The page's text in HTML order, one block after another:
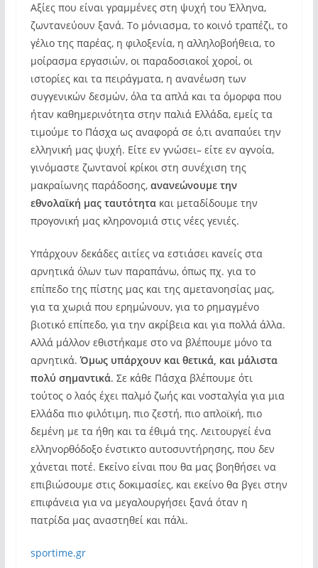
Αξίες που είναι γραμμένες στη ψυχή του Έλληνα,
ζωντανεύουν ξανά. Το μόνιασμα, το κοινό τραπέζι, το
γέλιο της παρέας, η φιλοξενία, η αλληλοβοήθεια, το
μοίρασμα εργασιών, οι παραδοσιακοί χοροί, οι
ιστορίες και τα πειράγματα, η ανανέωση των
συγγενικών δεσμών, όλα τα απλά και τα όμορφα που
ήταν καθημερινότητα στην παλιά Ελλάδα, εμείς τα
τιμούμε το Πάσχα ως αναφορά σε ό,τι αναπαύει την
ελληνική μας ψυχή. Είτε εν γνώσει– είτε εν αγνοία,
γινόμαστε ζωντανοί κρίκοι στη συνέχιση της
μακραίωνης παράδοσης, ανανεώνουμε την
εθνολαϊκή μας ταυτότητακαι μεταδίδουμε την
προγονική μας κληρονομιά στις νέες γενιές.
Υπάρχουν δεκάδες αιτίες να εστιάσει κανείς στα
αρνητικά όλων των παραπάνω, όπως πχ. για το
επίπεδο της πίστης μας και της αμετανοησίας μας,
για τα χωριά που ερημώνουν, για το ρημαγμένο
βιοτικό επίπεδο, για την ακρίβεια και για πολλά άλλα.
Αλλά μάλλον εθιστήκαμε στο να βλέπουμε μόνο τα
αρνητικά.Όμως υπάρχουν και θετικά, και μάλιστα
πολύ σημαντικά. Σε κάθε Πάσχα βλέπουμε ότι
τούτος ο λαός έχει παλμό ζωής και νοσταλγία για μια
Ελλάδα πιο φιλότιμη, πιο ζεστή, πιο απλοϊκή, πιο
δεμένη με τα ήθη και τα έθιμά της. Λειτουργεί ένα
ελληνορθόδοξο ένστικτο αυτοσυντήρησης, που δεν
χάνεται ποτέ. Εκείνο είναι που θα μας βοηθήσει να
επιβιώσουμε στις δοκιμασίες, και εκείνο θα βγει στην
επιφάνεια για να μεγαλουργήσει ξανά όταν η
πατρίδα μας αναστηθεί και πάλι.
sportime.gr